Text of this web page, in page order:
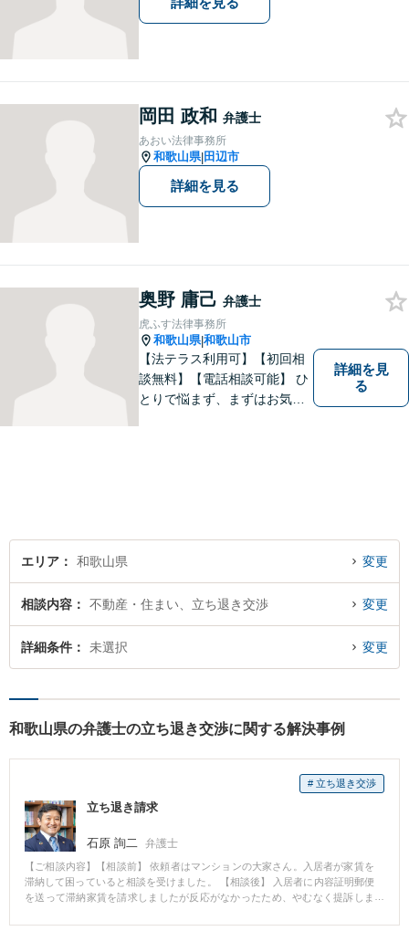
岡田 政和 弁護士
あおい法律事務所
和歌山県|田辺市
詳細を見る
奥野 庸己 弁護士
虎ふす法律事務所
和歌山県|和歌山市
【法テラス利用可】【初回相
談無料】【電話相談可能】 ひ
とりで悩まず、まずはお気軽
詳細を見
る
エリア 和歌山県 変更
相談内容 不動産・住まい、立ち退き交渉 変更
詳細条件 未選択 変更
和歌山県の弁護士の立ち退き交渉に関する解決事例
# 立ち退き交渉
立ち退き請求
石原 詢二 弁護士
【ご相談内容】【相談前】 依頼者はマンションの大家さん。入居者が家賃を
滞納して困っていると相談を受けました。 【相談後】 入居者に内容証明郵便
を送って滞納家賃を請求しましたが反応がなかったため、やむなく提訴しま
決を出してもらいました。 すると滞納していた家賃をすべて支払ってきたた